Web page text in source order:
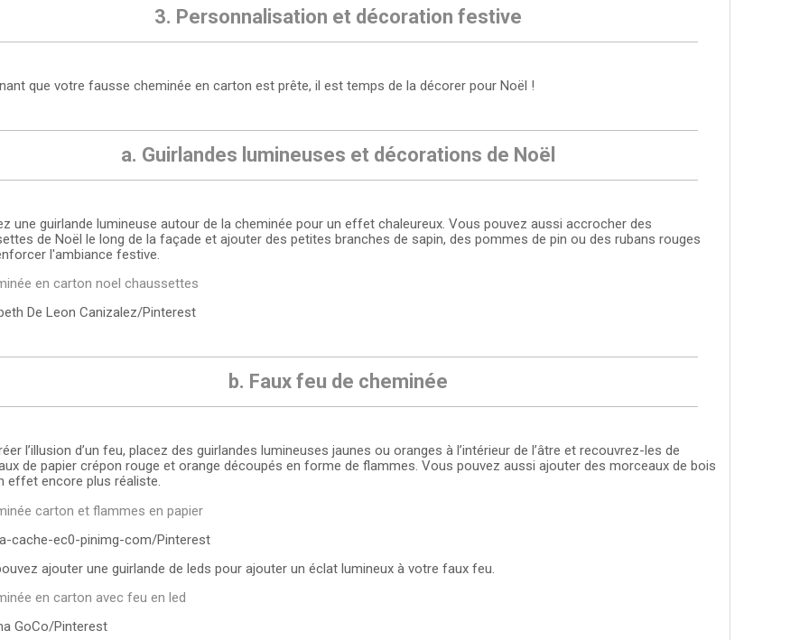
3. Personnalisation et décoration festive
que votre fausse cheminée en carton est prête, il est temps de la décorer pour Noël !
a. Guirlandes lumineuses et décorations de Noël
une guirlande lumineuse autour de la cheminée pour un effet chaleureux. Vous pouvez aussi accrocher des
de Noël le long de la façade et ajouter des petites branches de sapin, des pommes de pin ou des rubans rouges
l'ambiance festive.
De Leon Canizalez/Pinterest
b. Faux feu de cheminée
l’illusion d’un feu, placez des guirlandes lumineuses jaunes ou oranges à l’intérieur de l’âtre et recouvrez-les de
de papier crépon rouge et orange découpés en forme de flammes. Vous pouvez aussi ajouter des morceaux de bois
effet encore plus réaliste.
cache-ec0-pinimg-com/Pinterest
ajouter une guirlande de leds pour ajouter un éclat lumineux à votre faux feu.
GoCo/Pinterest